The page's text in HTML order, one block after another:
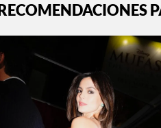
RECOMENDACIONES